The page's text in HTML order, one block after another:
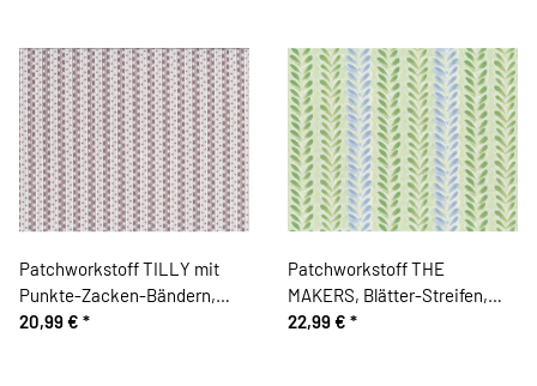
Patchworkstoff TILLY mit
Punkte-Zacken-Bändern,
helles schlammbraun-natur
20,99 € *
Patchworkstoff THE
MAKERS, Blätter-Streifen,
grasgrün, Cori Dantini
22,99 € *